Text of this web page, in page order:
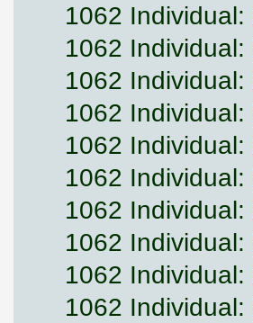
1062 Individual:
1062 Individual:
1062 Individual:
1062 Individual:
1062 Individual:
1062 Individual:
1062 Individual:
1062 Individual:
1062 Individual:
1062 Individual: